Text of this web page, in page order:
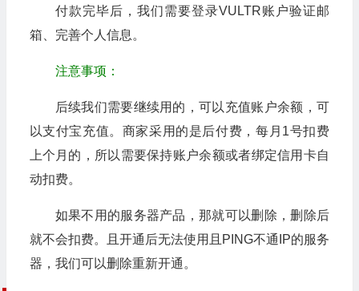
付款完毕后，我们需要登录VULTR账户验证邮
箱、完善个人信息。
注意事项：
后续我们需要继续用的，可以充值账户余额，可
以支付宝充值。商家采用的是后付费，每月1号扣费
上个月的，所以需要保持账户余额或者绑定信用卡自
动扣费。
如果不用的服务器产品，那就可以删除，删除后
就不会扣费。且开通后无法使用且PING不通IP的服务
器，我们可以删除重新开通。